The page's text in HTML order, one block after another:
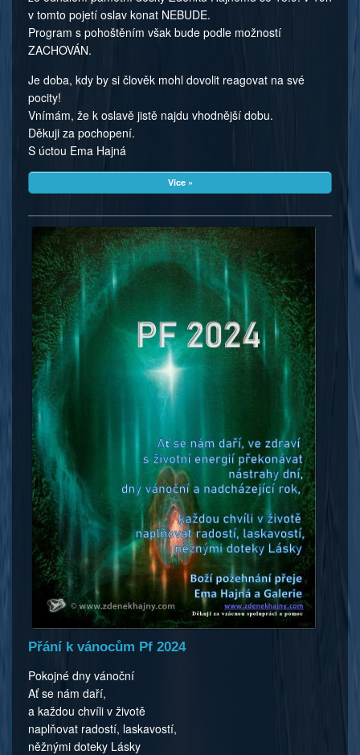
v tomto pojetí oslav konat NEBUDE.
Program s pohoštěním však bude podle možností
ZACHOVÁN.
Je doba, kdy by si člověk mohl dovolit reagovat na své
pocity!
Vnímám, že k oslavě jistě najdu vhodnější dobu.
Děkuji za pochopení.
S úctou Ema Hajná
Více »
Přání k vánocům Pf 2024
Pokojné dny vánoční
Ať se nám daří,
a každou chvíli v životě
naplňovat radostí, laskavostí,
něžnými doteky Lásky